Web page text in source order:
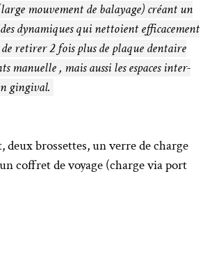
mouvement de balayage) créant un
dynamiques qui nettoient efficacement
retirer 2 fois plus de plaque dentaire
manuelle , mais aussi les espaces inter-
gingival.
deux brossettes, un verre de charge
coffret de voyage (charge via port